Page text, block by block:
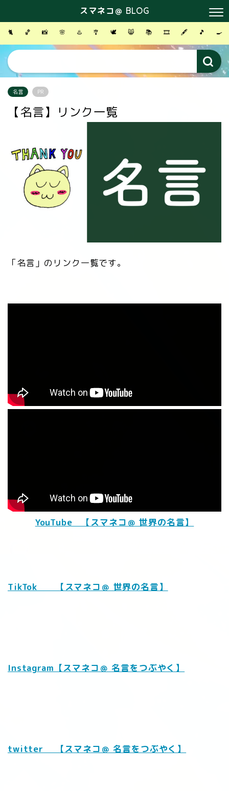
スマネコ＠ BLOG
🐈 🏀 📸 🌸 ♨️ 🎐 🕊 😸 📚 🎞 🖋 🎵 🍳
名言 PR
【名言】リンク一覧
「名言」のリンク一覧です。
YouTube 【スマネコ＠ 世界の名言】
TikTok 【スマネコ＠ 世界の名言】
Instagram【スマネコ＠ 名言をつぶやく】
twitter 【スマネコ＠ 名言をつぶやく】